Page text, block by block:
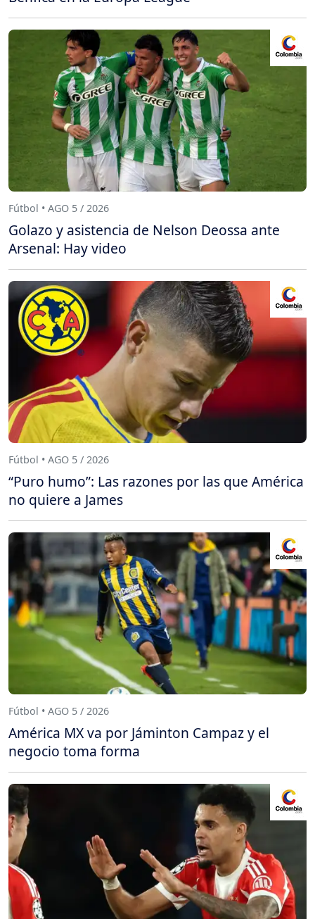
Fútbol • AGO 5 / 2026
Golazo y asistencia de Nelson Deossa ante
Arsenal: Hay video
Fútbol • AGO 5 / 2026
“Puro humo”: Las razones por las que América
no quiere a James
Fútbol • AGO 5 / 2026
América MX va por Jáminton Campaz y el
negocio toma forma